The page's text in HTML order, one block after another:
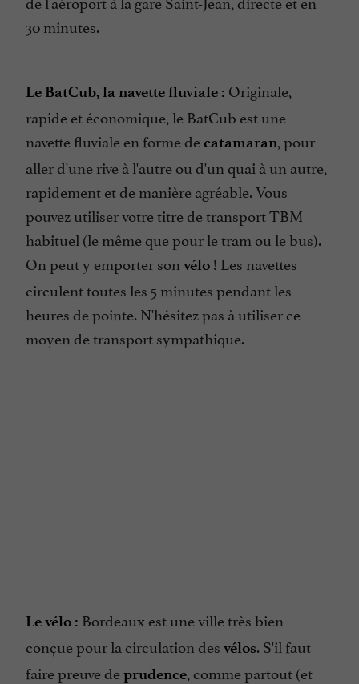
30 minutes.
Le BatCub, la navette fluviale : Originale,
rapide et économique, le BatCub est une
navette fluviale en forme decatamaran, pour
aller d'une rive à l'autre ou d'un quai à un autre,
rapidement et de manière agréable. Vous
pouvez utiliser votre titre de transport TBM
habituel (le même que pour le tram ou le bus).
On peut y emporter son vélo ! Les navettes
circulent toutes les 5 minutes pendant les
heures de pointe. N'hésitez pas à utiliser ce
moyen de transport sympathique.
Le vélo : Bordeaux est une ville très bien
conçue pour la circulation des vélos. S'il faut
faire preuve deprudence, comme partout (et